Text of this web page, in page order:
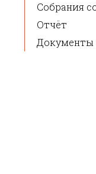
Собрания
Отчёт
Документы